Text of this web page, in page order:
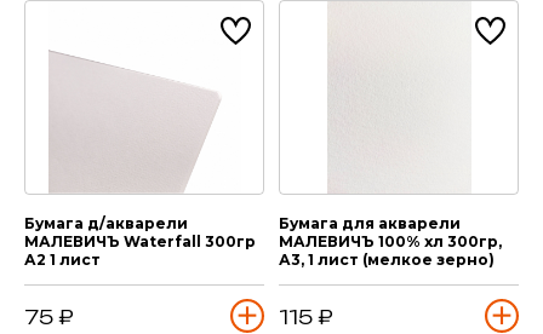
Бумага д/акварели
МАЛЕВИЧЪ Waterfall 300гр
А2 1 лист
75 ₽
Бумага для акварели
МАЛЕВИЧЪ 100% хл 300гр,
А3, 1 лист (мелкое зерно)
115 ₽